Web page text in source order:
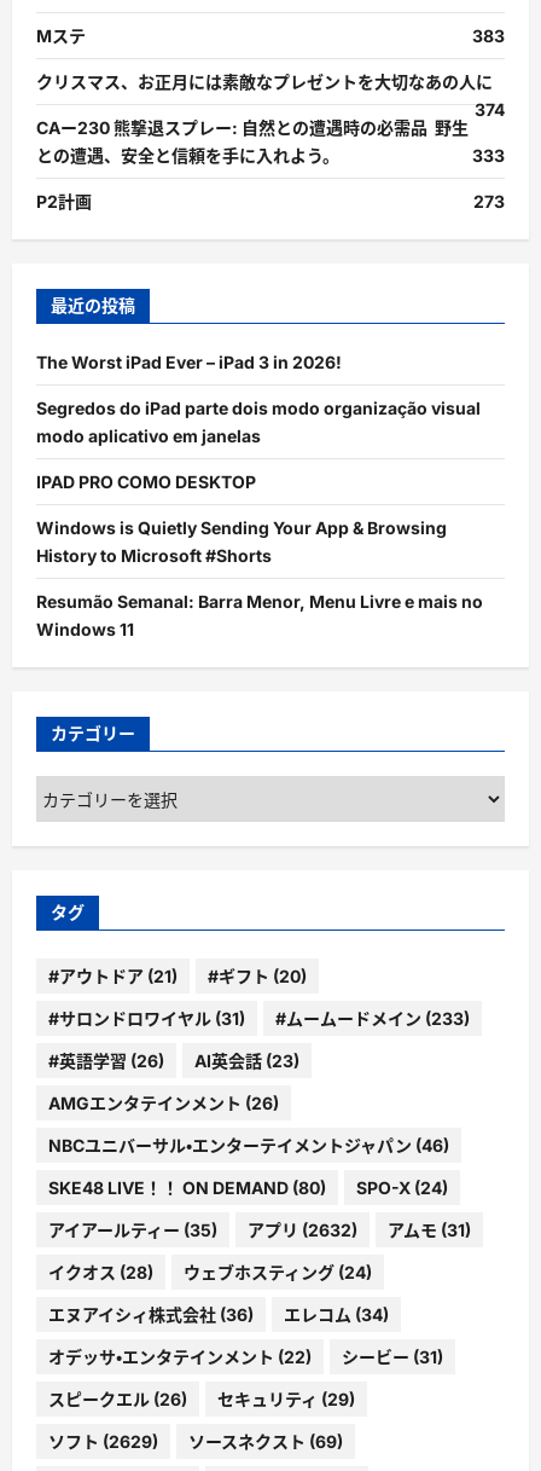
Mステ 383
クリスマス、お正月には素敵なプレゼントを大切なあの人に
374
CAー230 熊撃退スプレー: 自然との遭遇時の必需品 野生
との遭遇、安全と信頼を手に入れよう。
333
P2計画 273
最近の投稿
The Worst iPad Ever – iPad 3 in 2026!
Segredos do iPad parte dois modo organização visual
modo aplicativo em janelas
IPAD PRO COMO DESKTOP
Windows is Quietly Sending Your App & Browsing
History to Microsoft #Shorts
Resumão Semanal: Barra Menor, Menu Livre e mais no
Windows 11
カテゴリー
カ
テ
ゴ
ー
タグ
#アウトドア (21) #ギフト (20)
#サロンドロワイヤル (31) #ムームードメイン (233)
#英語学習 (26) AI英会話 (23)
AMGエンタテインメント (26)
NBCユニバーサル・エンターテイメントジャパン (46)
SKE48 LIVE！！ ON DEMAND (80) SPO-X (24)
アイアールティー (35) アプリ (2632) アムモ (31)
イクオス (28) ウェブホスティング (24)
エヌアイシィ株式会社 (36) エレコム (34)
オデッサ・エンタテインメント (22) シービー (31)
スピークエル (26) セキュリティ (29)
ソフト (2629) ソースネクスト (69)